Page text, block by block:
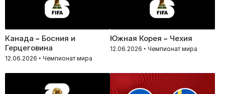
Канада – Босния и
Герцеговина
12.06.2026 • Чемпионат мира
Южная Корея – Чехия
12.06.2026 • Чемпионат мира